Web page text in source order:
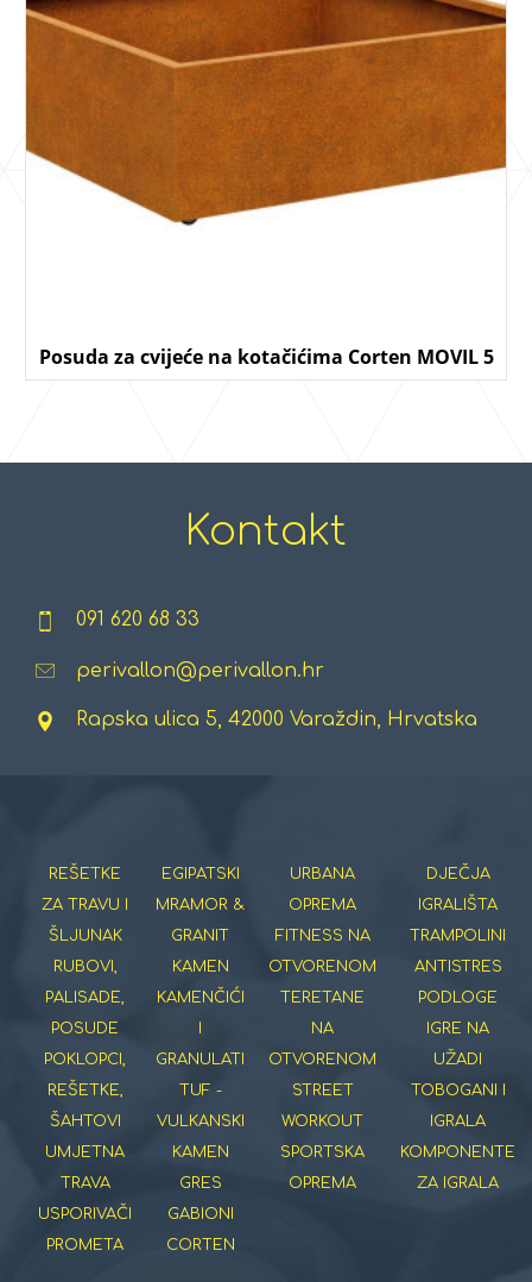
Posuda za cvijeće na kotačićima Corten MOVIL 5
Kontakt
091 620 68 33
perivallon@perivallon.hr
Rapska ulica 5, 42000 Varaždin, Hrvatska
REŠETKE
ZA TRAVU I
ŠLJUNAK
RUBOVI,
PALISADE,
POSUDE
POKLOPCI,
REŠETKE,
ŠAHTOVI
UMJETNA
TRAVA
USPORIVAČI
PROMETA
EGIPATSKI
MRAMOR &
GRANIT
KAMEN
KAMENČIĆI
I
GRANULATI
TUF -
VULKANSKI
KAMEN
GRES
GABIONI
CORTEN
URBANA
OPREMA
FITNESS NA
OTVORENOM
TERETANE
NA
OTVORENOM
STREET
WORKOUT
SPORTSKA
OPREMA
DJEČJA
IGRALIŠTA
TRAMPOLINI
ANTISTRES
PODLOGE
IGRE NA
UŽADI
TOBOGANI I
IGRALA
KOMPONENTE
ZA IGRALA